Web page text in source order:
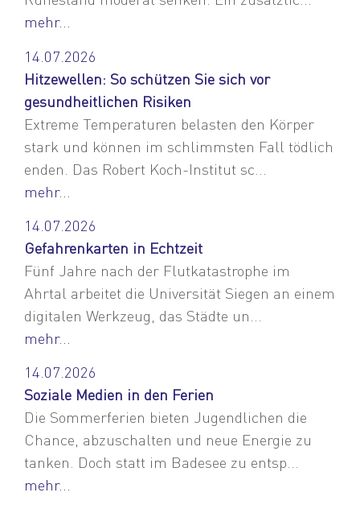
mehr...
14.07.2026
Hitzewellen: So schützen Sie sich vor
gesundheitlichen Risiken
Extreme Temperaturen belasten den Körper
stark und können im schlimmsten Fall tödlich
enden. Das Robert Koch-Institut sc...
mehr...
14.07.2026
Gefahrenkarten in Echtzeit
Fünf Jahre nach der Flutkatastrophe im
Ahrtal arbeitet die Universität Siegen an einem
digitalen Werkzeug, das Städte un...
mehr...
14.07.2026
Soziale Medien in den Ferien
Die Sommerferien bieten Jugendlichen die
Chance, abzuschalten und neue Energie zu
tanken. Doch statt im Badesee zu entsp...
mehr...